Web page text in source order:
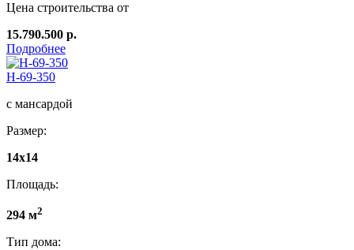
Цена строительства от
15.790.500 р.
Подробнее
Н-69-350
с мансардой
Размер:
14x14
Площадь:
294 м2
Тип дома: